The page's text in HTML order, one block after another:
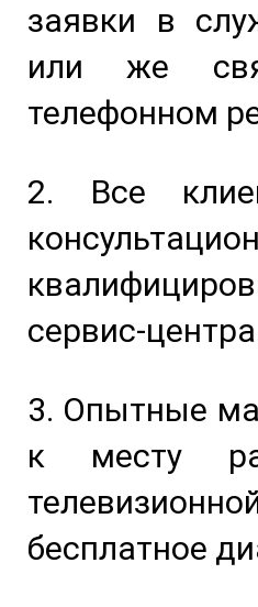
заявки в
или же
телефонном
2. Все
сервис-
3. Опытные
к месту
бесплатное